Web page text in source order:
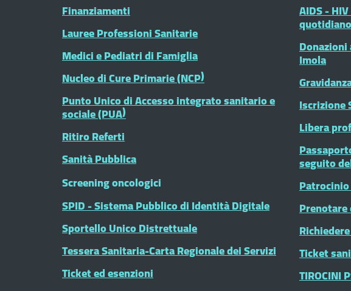
Finanziamenti
Lauree Professioni Sanitarie
Medici e Pediatri di Famiglia
Nucleo di Cure Primarie (NCP)
Punto Unico di Accesso integrato sanitario e
sociale (PUA)
Ritiro Referti
Sanità Pubblica
Screening oncologici
SPID - Sistema Pubblico di Identità Digitale
Sportello Unico Distrettuale
Tessera Sanitaria-Carta Regionale dei Servizi
Ticket ed esenzioni
AIDS -
Imola
Iscrizione
Libera
seguito
Prenotare
Ticket
TIROCINI